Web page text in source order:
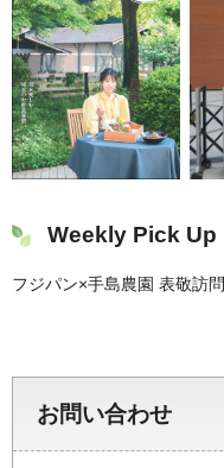
Weekly Pick Up
フジパン×手島農園 表敬訪問
お問い合わせ